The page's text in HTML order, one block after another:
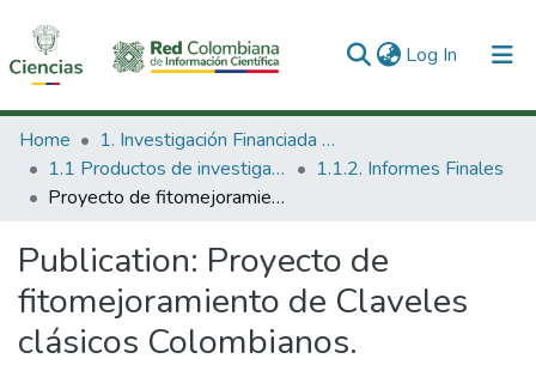
Log In (current)
Communities & Collections
All of DSpace
Home
1. Investigación Financiada con Recursos Públicos
1.1 Productos de investigación
1.1.2. Informes Finales
Proyecto de fitomejoramiento de Claveles clásicos Colombianos.
Publication: Proyecto de
fitomejoramiento de Claveles
clásicos Colombianos.